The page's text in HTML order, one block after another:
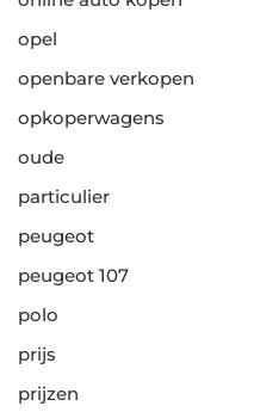
opel
openbare verkopen
opkoperwagens
oude
particulier
peugeot
peugeot 107
polo
prijs
prijzen